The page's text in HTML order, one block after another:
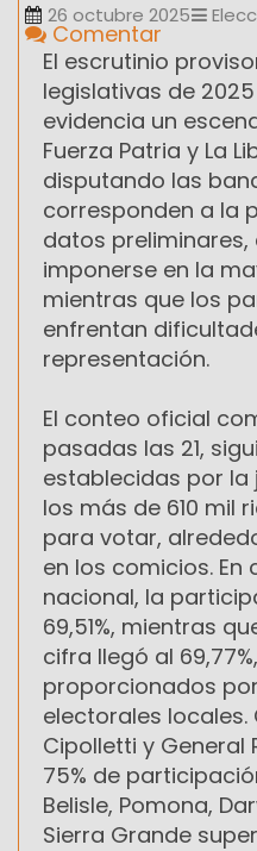
26 octubre 2025
Comentar
El escrutinio
legislativas de
evidencia un
Fuerza Patria y La
disputando las
corresponden a la
datos
imponerse en la
mientras que los
enfrentan
representación.
El conteo oficial
pasadas las 21,
establecidas por la
los más de 610 mil
para votar,
en los comicios.
nacional, la
69,51%, mientras
cifra llegó al
proporcionados
electorales
Cipolletti y General
75% de
Belisle, Pomona,
Sierra Grande